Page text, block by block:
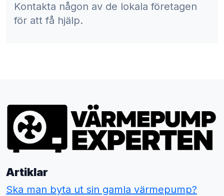
Kontakta någon av de lokala företagen
för att få hjälp.
Artiklar
Ska man byta ut sin gamla värmepump?